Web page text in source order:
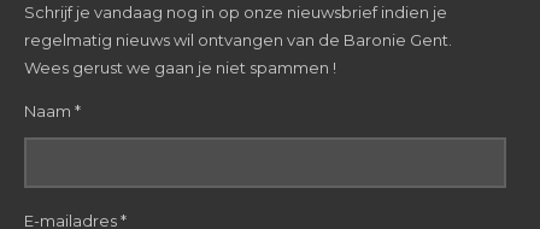
n
e
e
n
n
Schrijf je vandaag nog in op onze nieuwsbrief indien je
regelmatig nieuws wil ontvangen van de Baronie Gent.
Wees gerust we gaan je niet spammen !
Naam *
E-mailadres *